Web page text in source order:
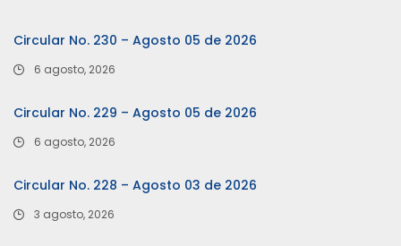
Circular No. 230 – Agosto 05 de 2026
6 agosto, 2026
Circular No. 229 – Agosto 05 de 2026
6 agosto, 2026
Circular No. 228 – Agosto 03 de 2026
3 agosto, 2026